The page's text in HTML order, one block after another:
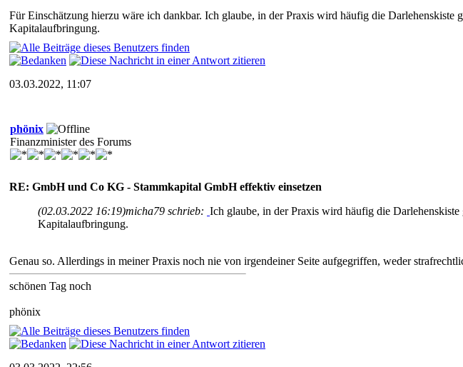
Für Einschätzung hierzu wäre ich dankbar. Ich glaube, in der Praxis wird häufig die Darlehenskiste
Kapitalaufbringung.
03.03.2022, 11:07
phönix
Finanzminister des Forums
RE: GmbH und Co KG - Stammkapital GmbH effektiv einsetzen
(02.03.2022 16:19)micha79 schrieb: Ich glaube, in der Praxis wird häufig die Darlehenskiste
Kapitalaufbringung.
Genau so. Allerdings in meiner Praxis noch nie von irgendeiner Seite aufgegriffen, weder
schönen Tag noch
phönix